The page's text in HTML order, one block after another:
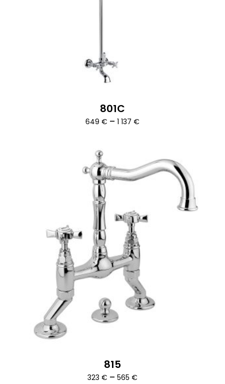
801C
649 € – 1 137 €Ártartomány:
815
323 € – 565 €Ártartomány: